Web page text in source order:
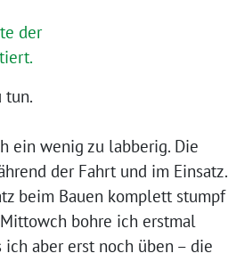
tun.
ein wenig zu labberig. Die
der Fahrt und im Einsatz.
beim Bauen komplett stumpf
bohre ich erstmal
aber erst noch üben – die